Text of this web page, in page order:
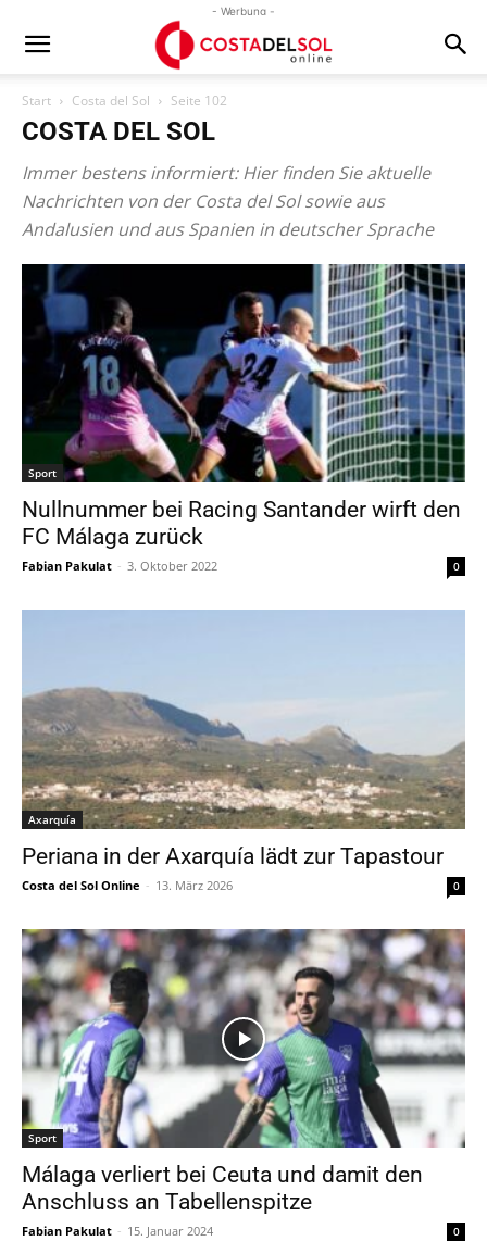
- Werbung -
Start Costa del Sol Seite 102
COSTA DEL SOL
Immer bestens informiert: Hier finden Sie aktuelle
Nachrichten von der Costa del Sol sowie aus
Andalusien und aus Spanien in deutscher Sprache
Sport
Nullnummer bei Racing Santander wirft den
FC Málaga zurück
Fabian Pakulat - 3. Oktober 2022 0
Axarquía
Periana in der Axarquía lädt zur Tapastour
Costa del Sol Online - 13. März 2026 0
Sport
Málaga verliert bei Ceuta und damit den
Anschluss an Tabellenspitze
Fabian Pakulat - 15. Januar 2024 0